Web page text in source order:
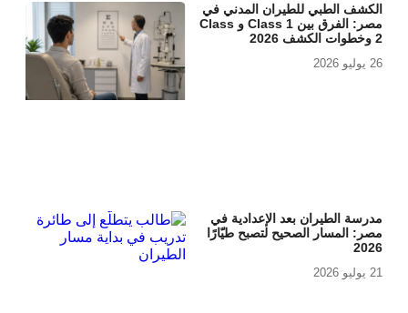
الكشف الطبي للطيران المدني في
مصر: الفرق بين Class 1 و Class
2 وخطوات الكشف 2026
26 يوليو 2026
مدرسة الطيران بعد الإعدادية في
مصر: المسار الصحيح لتصبح طيّارًا
2026
21 يوليو 2026